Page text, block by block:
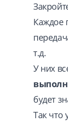
Каждое
т.д.
У них
будет
Так что